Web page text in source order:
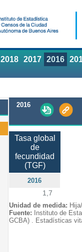
2018 2017 2016
2016
Tasa global
de
fecundidad
(TGF)
2016
1,7
Unidad de medida:
Fuente: Instituto de
GCBA) . Estadísticas